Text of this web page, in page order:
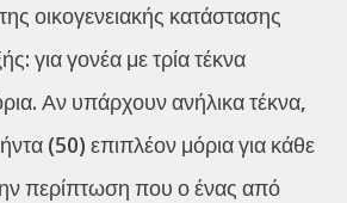
οικογενειακής κατάστασης
για γονέα με τρία τέκνα
Αν υπάρχουν ανήλικα τέκνα,
(50) επιπλέον μόρια για κάθε
περίπτωση που ο ένας από